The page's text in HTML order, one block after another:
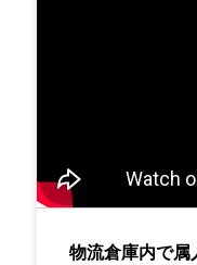
物流倉庫内で属